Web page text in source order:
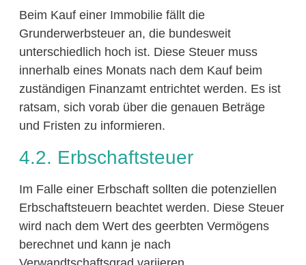
Beim Kauf einer Immobilie fällt die
Grunderwerbsteuer an, die bundesweit
unterschiedlich hoch ist. Diese Steuer muss
innerhalb eines Monats nach dem Kauf beim
zuständigen Finanzamt entrichtet werden. Es ist
ratsam, sich vorab über die genauen Beträge
und Fristen zu informieren.
4.2. Erbschaftsteuer
Im Falle einer Erbschaft sollten die potenziellen
Erbschaftsteuern beachtet werden. Diese Steuer
wird nach dem Wert des geerbten Vermögens
berechnet und kann je nach